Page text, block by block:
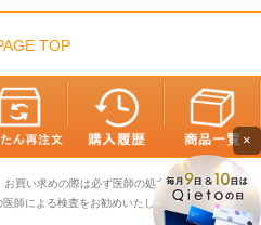
TOP
買い求めの際は必ず医師の処方に基づきお選び
師による検査をお勧めいたします。
×